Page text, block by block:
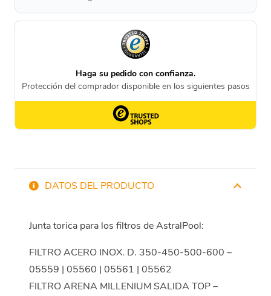
DATOS DEL PRODUCTO
Junta torica para los filtros de AstralPool:
FILTRO ACERO INOX. D. 350-450-500-600 –
05559 | 05560 | 05561 | 05562
FILTRO ARENA MILLENIUM SALIDA TOP –